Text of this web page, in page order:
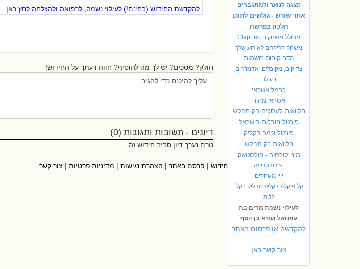
הצגה לנוער ולמתגברים
אתר שורש - גולשים לתוכן
הלכה בפרשה
מחולל משחקים ClapLab
משחק קליקרים לאירוע שלך
הדר קופות רושמות
צדיקים, מקובלים, אדמו"רים
בעולם
כרמל אשראי
אשראי מהיר
הלוואות לעסקים רק תבקש
פורטל הובלות בישראל
פורטל צימר בקליק
הלוואות רק תבקש
מיני קורסים - פולסטאק
יצירת טריויה
יויו משחקים
קליפיקלפ - קליפ מדליק בקלי
קלות
לעילוי נשמת מרים בת
עמנואל ועזרא בן יוסף
להקדשה או פרסום באתר
-
צור קשר כאן
להקדשת החידוש (בחינם!) לעילוי נשמה, לרפואה ולהצלחה לחץ כאן
חולק? מסכים? יש לך מה להוסיף? חווה דעתך על החידוש!
דיונים - תשובות ותגובות (0)
טרם נערך דיון סביב חידוש זה
|אתרי עזר אודות חידוש | פרסם באתר | הצהרת נגישות | מדיניות פרטיות | צור קשר